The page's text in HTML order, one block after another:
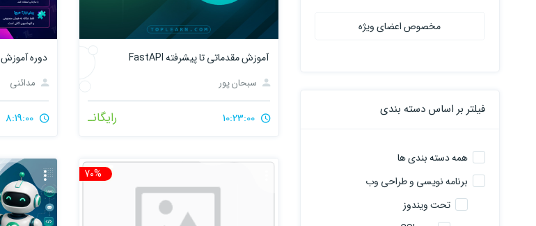
مخصوص اعضای ویژه
فیلتر بر اساس دسته بندی
همه دسته بندی ها
برنامه نویسی و طراحی وب
تحت ویندوز
آموزش مقدماتی تا پیشرفته FastAPI
سبحان پور
10:23:00 رایگانـ
دوره آموزش N8N - ساخت اتوماسیون از صفر
مدائنی
70% تخفیف